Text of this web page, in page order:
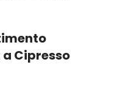
Cipresso